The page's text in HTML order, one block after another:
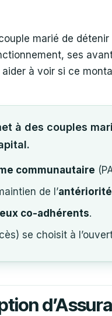
marié de détenir
ses
à voir si ce
à des couples
communautaire
de l’
co-adhérents.
se choisit à